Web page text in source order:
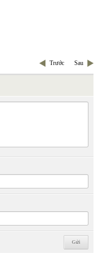
Trước Sau